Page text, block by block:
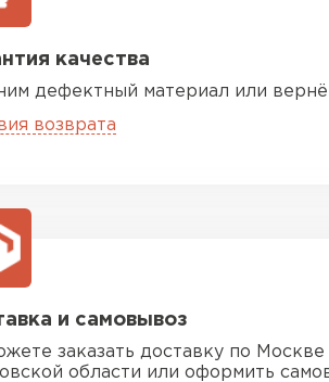
качества
дефектный материал или
возврата
и самовывоз
заказать доставку по Москве
области или оформить
черепица